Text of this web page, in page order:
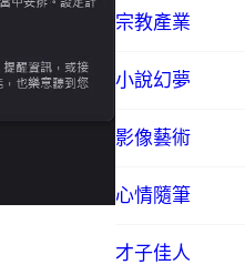
宗教產業
小說幻夢
影像藝術
心情隨筆
才子佳人